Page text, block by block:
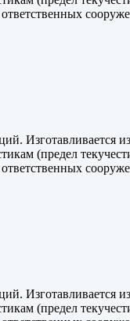
Изготавливается
(предел
Изготавливается
(предел